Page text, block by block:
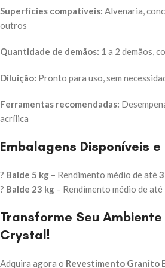
Superfícies compatíveis: Alvenaria,
outros
Quantidade de demãos: 1 a 2 demãos,
Diluição: Pronto para uso, sem
Ferramentas recomendadas:
acrílica
Embalagens Disponíveis e
? Balde 5 kg – Rendimento médio de até 3
? Balde 23 kg – Rendimento médio de até
Transforme Seu
Crystal!
Adquira agora o Revestimento Granito